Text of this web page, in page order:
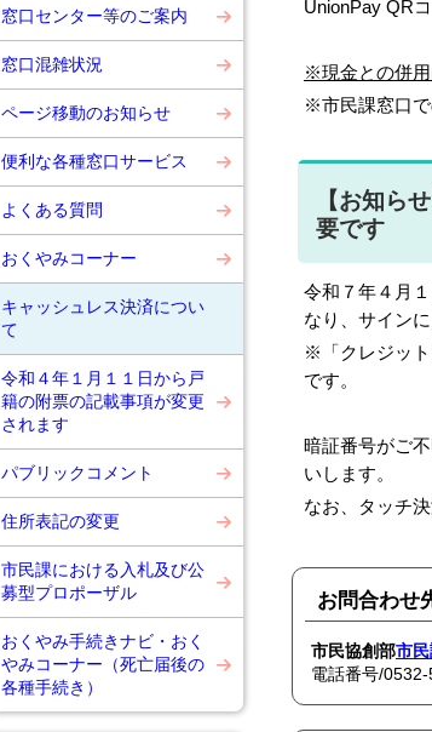
窓口センター等のご案内
窓口混雑状況
ページ移動のお知らせ
便利な各種窓口サービス
よくある質問
おくやみコーナー
キャッシュレス決済につい
て
令和４年１月１１日から戸
籍の附票の記載事項が変更
されます
パブリックコメント
住所表記の変更
市民課における入札及び公
募型プロポーザル
おくやみ手続きナビ・おく
やみコーナー（死亡届後の
各種手続き）
UnionPay QR
※現金との併
※市民課窓口で
【お知ら
要です
令和７年４月
なり、サイン
※「クレジット
です。
暗証番号がご
いします。
なお、タッチ
お問合わせ
市民協創部市
電話番号/